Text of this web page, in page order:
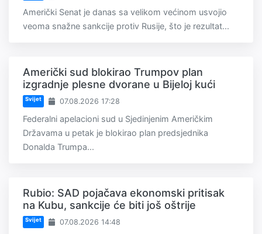
Američki Senat je danas sa velikom većinom usvojio
veoma snažne sankcije protiv Rusije, što je rezultat...
Američki sud blokirao Trumpov plan
izgradnje plesne dvorane u Bijeloj kući
Svijet 07.08.2026 17:28
Federalni apelacioni sud u Sjedinjenim Američkim
Državama u petak je blokirao plan predsjednika
Donalda Trumpa...
Rubio: SAD pojačava ekonomski pritisak
na Kubu, sankcije će biti još oštrije
Svijet 07.08.2026 14:48